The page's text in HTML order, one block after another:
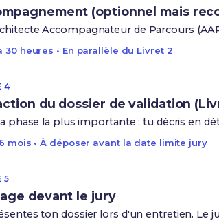
(optionnel mais
Accompagnateur de Parcours
30 heures • En parallèle du Livret 2
4
du dossier de validation
phase la plus importante : tu décris en
mois • À déposer avant la date limite jury
5
devant le jury
ton dossier lors d'un entretien. Le